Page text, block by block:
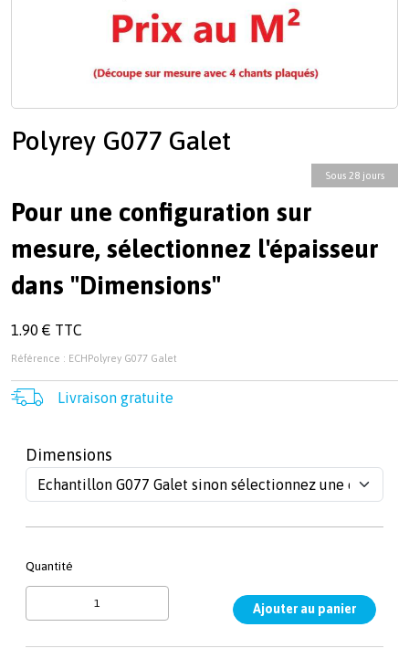
Polyrey G077 Galet
Sous 28 jours
Pour une configuration sur
mesure, sélectionnez l'épaisseur
dans "Dimensions"
1.90 € TTC
Référence : ECHPolyrey G077 Galet
Livraison gratuite
Dimensions
Quantité